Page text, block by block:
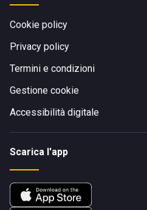
Cookie policy
Privacy policy
Termini e condizioni
Gestione cookie
Accessibilità digitale
Scarica l'app